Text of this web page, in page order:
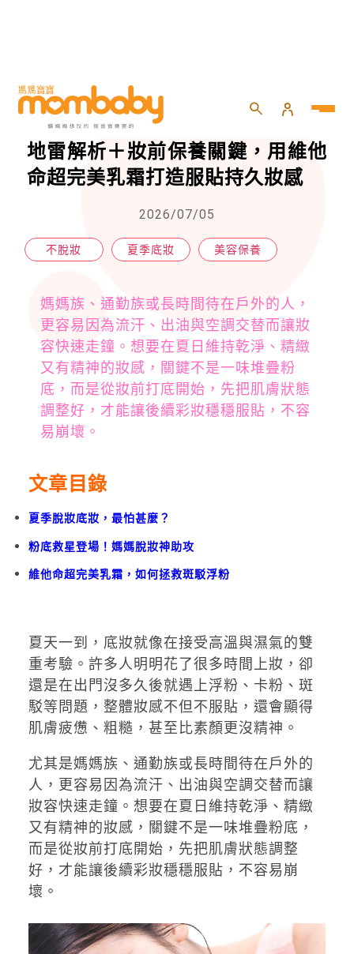
HOME momself
夏天底妝為什麼總是崩壞？3大NG
地雷解析＋妝前保養關鍵，用維他
命超完美乳霜打造服貼持久妝感
2026/07/05
不脫妝 夏季底妝 美容保養
媽媽族、通勤族或長時間待在戶外的人，
更容易因為流汗、出油與空調交替而讓妝
容快速走鐘。想要在夏日維持乾淨、精緻
又有精神的妝感，關鍵不是一味堆疊粉
底，而是從妝前打底開始，先把肌膚狀態
調整好，才能讓後續彩妝穩穩服貼，不容
易崩壞。
文章目錄
夏季脫妝底妝，最怕甚麼？
粉底救星登場！媽媽脫妝神助攻
維他命超完美乳霜，如何拯救斑駁浮粉
夏天一到，底妝就像在接受高溫與濕氣的雙
重考驗。許多人明明花了很多時間上妝，卻
還是在出門沒多久後就遇上浮粉、卡粉、斑
駁等問題，整體妝感不但不服貼，還會顯得
肌膚疲憊、粗糙，甚至比素顏更沒精神。
尤其是媽媽族、通勤族或長時間待在戶外的
人，更容易因為流汗、出油與空調交替而讓
妝容快速走鐘。想要在夏日維持乾淨、精緻
又有精神的妝感，關鍵不是一味堆疊粉底，
而是從妝前打底開始，先把肌膚狀態調整
好，才能讓後續彩妝穩穩服貼，不容易崩
壞。